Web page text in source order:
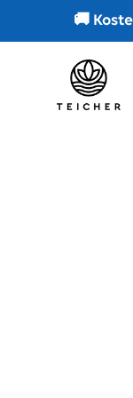
Zum Inhalt
🚚